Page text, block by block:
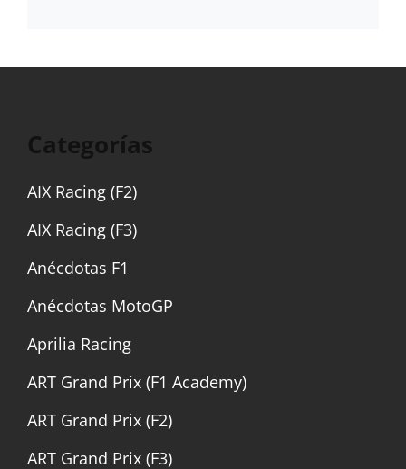
Categorías
AIX Racing (F2)
AIX Racing (F3)
Anécdotas F1
Anécdotas MotoGP
Aprilia Racing
ART Grand Prix (F1 Academy)
ART Grand Prix (F2)
ART Grand Prix (F3)